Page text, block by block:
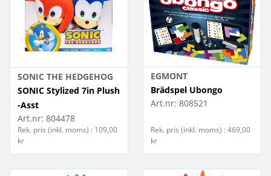
SONIC THE HEDGEHOG
SONIC Stylized 7in Plush
-Asst
Art.nr: 804478
Rek. pris (inkl. moms) : 109,00
kr
EGMONT
Brädspel Ubongo
Art.nr: 808521
Rek. pris (inkl. moms) : 469,00
kr